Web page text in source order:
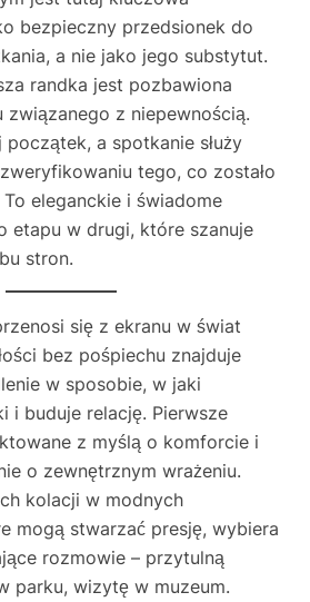
bezpieczny przedsionek do
a nie jako jego substytut.
randka jest pozbawiona
związanego z niepewnością.
a spotkanie służy
tego, co zostało
eleganckie i świadome
etapu w drugi, które szanuje
stron.
się z ekranu w świat
bez pośpiechu znajduje
w sposobie, w jaki
i buduje relację. Pierwsze
z myślą o komforcie i
o zewnętrznym wrażeniu.
kolacji w modnych
mogą stwarzać presję, wybiera
rozmowie – przytulną
parku, wizytę w muzeum.